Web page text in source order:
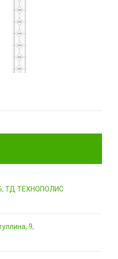
ТД ТЕХНОПОЛИС
9,